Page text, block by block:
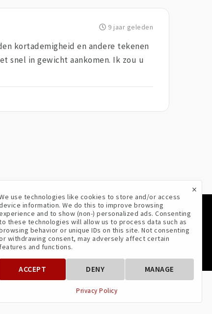
9 jaar geleden
kortademigheid en andere tekenen
snel in gewicht aankomen. Ik zou u
VOLG ONS
×
use technologies like cookies to store and/or access
information. We do this to improve browsing
and to show (non-) personalized ads. Consenting
these technologies will allow us to process data such as
behavior or unique IDs on this site. Not consenting
withdrawing consent, may adversely affect certain
features and functions.
ACCEPT DENY MANAGE
Privacy Policy